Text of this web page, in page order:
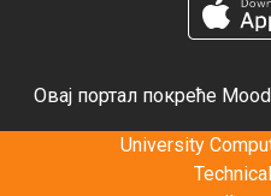
Овај портал покреће
University